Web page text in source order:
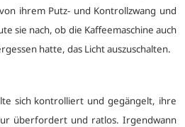
ihrem Putz- und Kontrollzwang und
sie nach, ob die Kaffeemaschine auch
hatte, das Licht auszuschalten.
sich kontrolliert und gegängelt, ihre
überfordert und ratlos. Irgendwann